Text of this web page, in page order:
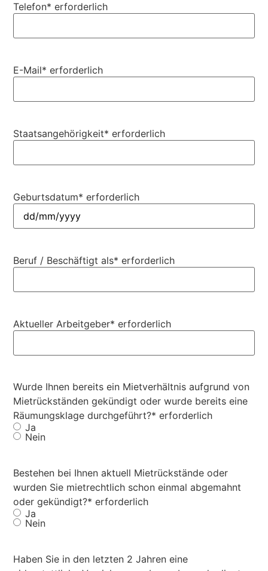
Telefon* erforderlich
E-Mail* erforderlich
Staatsangehörigkeit* erforderlich
Geburtsdatum* erforderlich
Beruf / Beschäftigt als* erforderlich
Aktueller Arbeitgeber* erforderlich
Wurde Ihnen bereits ein Mietverhältnis aufgrund von
Mietrückständen gekündigt oder wurde bereits eine
Räumungsklage durchgeführt?* erforderlich
Ja
Nein
Bestehen bei Ihnen aktuell Mietrückstände oder
wurden Sie mietrechtlich schon einmal abgemahnt
oder gekündigt?* erforderlich
Ja
Nein
Haben Sie in den letzten 2 Jahren eine